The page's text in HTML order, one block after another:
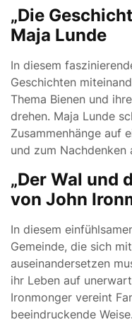
„Die
Maja Lunde
In diesem
Geschichten
Thema Bienen und
drehen. Maja Lunde
Zusammenhänge auf
und zum Nachdenken
„Der Wal und
von John
In diesem
Gemeinde, die sich
auseinandersetzen
ihr Leben auf
Ironmonger vereint
beeindruckende Weise.